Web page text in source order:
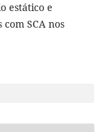
estático e
SCA nos